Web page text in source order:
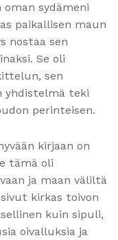
sydämeni
paikallisen maun
nostaa sen
Se oli
sen
yhdistelmä teki
perinteisen.
kirjaan on
tämä oli
ja maan väliltä
kirkas toivon
kuin sipuli,
oivalluksia ja